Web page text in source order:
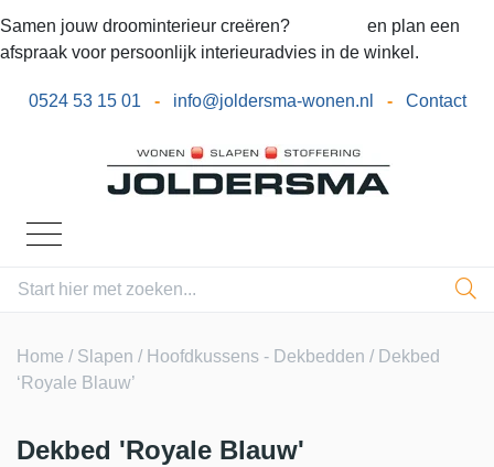
Samen jouw droominterieur creëren?
en plan een
afspraak voor persoonlijk interieuradvies in de winkel.
0524 53 15 01 - info@joldersma-wonen.nl - Contact
Home / Slapen / Hoofdkussens - Dekbedden / Dekbed
‘Royale Blauw’
Dekbed 'Royale Blauw'